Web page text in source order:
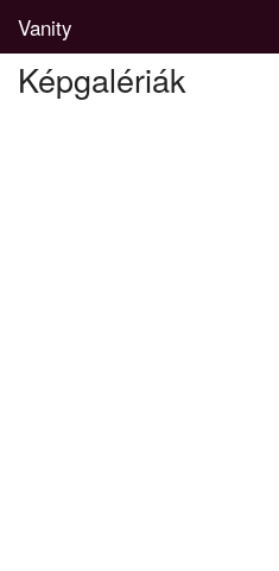
Vanity
Képgalériák